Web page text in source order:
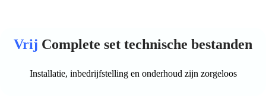
Vrij Complete set technische bestanden
Installatie, inbedrijfstelling en onderhoud zijn zorgeloos